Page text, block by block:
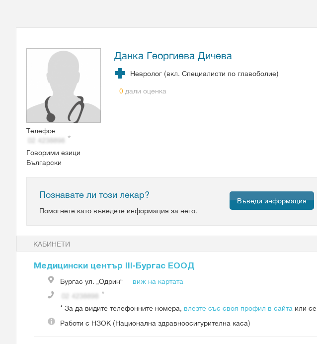
Данка Георгиева Дичева
Невролог (вкл. Специалисти по главоболие)
0 дали оценка
Телефон
Говорими езици
Български
Познавате ли този лекар?
Помогнете като въведете информация за него.
Въведи информация
КАБИНЕТИ
Медицински център ІІІ-Бургас ЕООД
Бургас ул. „Одрин“ виж на картата
* За да видите телефонните номера, влезте със своя профил в сайта или се
Работи с НЗОК (Национална здравноосигурителна каса)